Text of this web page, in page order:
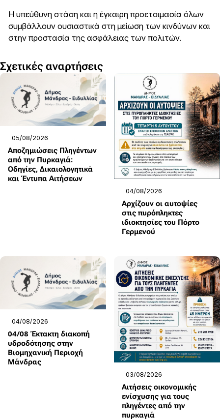
Η υπεύθυνη στάση και η έγκαιρη προετοιμασία όλων
συμβάλλουν ουσιαστικά στη μείωση των κινδύνων και
στην προστασία της ασφάλειας των πολιτών.
Σχετικές αναρτήσεις
05/08/2026
Αποζημιώσεις Πληγέντων
από την Πυρκαγιά:
Οδηγίες, Δικαιολογητικά
και Έντυπα Αιτήσεων
04/08/2026
Αρχίζουν οι αυτοψίες
στις πυρόπληκτες
ιδιοκτησίες του Πόρτο
Γερμενού
04/08/2026
04/08 Έκτακτη διακοπή
υδροδότησης στην
Βιομηχανική Περιοχή
Μάνδρας
03/08/2026
Αιτήσεις οικονομικής
ενίσχυσης για τους
πληγέντες από την
πυρκαγιά